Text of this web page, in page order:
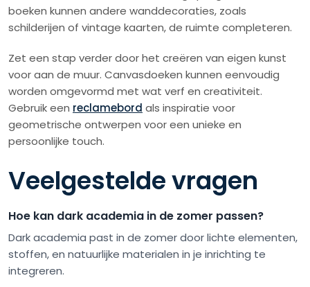
boeken kunnen andere wanddecoraties, zoals
schilderijen of vintage kaarten, de ruimte completeren.
Zet een stap verder door het creëren van eigen kunst
voor aan de muur. Canvasdoeken kunnen eenvoudig
worden omgevormd met wat verf en creativiteit.
Gebruik een reclamebord als inspiratie voor
geometrische ontwerpen voor een unieke en
persoonlijke touch.
Veelgestelde vragen
Hoe kan dark academia in de zomer passen?
Dark academia past in de zomer door lichte elementen,
stoffen, en natuurlijke materialen in je inrichting te
integreren.